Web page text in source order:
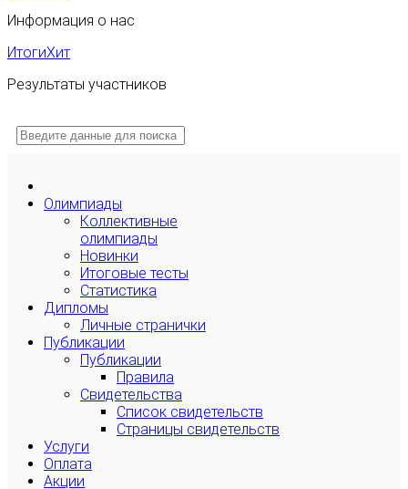
Информация о нас
ИтогиХит
Результаты участников
Олимпиады
Коллективные
олимпиады
Новинки
Итоговые тесты
Статистика
Дипломы
Личные странички
Публикации
Публикации
Правила
Свидетельства
Список свидетельств
Страницы свидетельств
Услуги
Оплата
Акции